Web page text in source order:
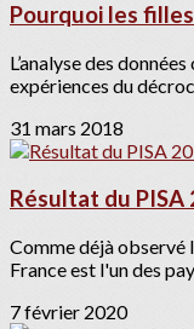
Pourquoi les
L’analyse des
expériences du
31 mars 2018
Résultat du PISA
Comme déjà observé
France est l'un des
7 février 2020